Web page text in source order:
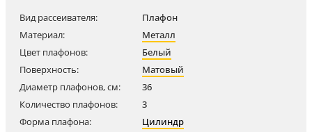
Вид рассеивателя:
Плафон
Материал:
Металл
Цвет плафонов:
Белый
Поверхность:
Матовый
Диаметр плафонов, см:
36
Количество плафонов:
3
Форма плафона:
Цилиндр